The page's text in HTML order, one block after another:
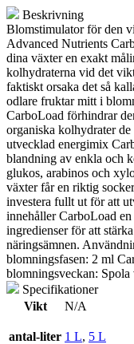
mängdBeskrivning
Blomstimulator för den
Advanced Nutrients
dina växter en exakt
kolhydraterna vid det
faktiskt orsaka det så
odlare fruktar mitt i
CarboLoad förhindrar
organiska kolhydrater
utvecklad energimix
blandning av enkla och
glukos, arabinos och
växter får en riktig
investera fullt ut för att
innehåller CarboLoad
ingredienser för att
näringsämnen.
blomningsfasen: 2 ml
blomningsveckan:
Specifikationer
Vikt
N/A
antal-liter 1 L, 5 L